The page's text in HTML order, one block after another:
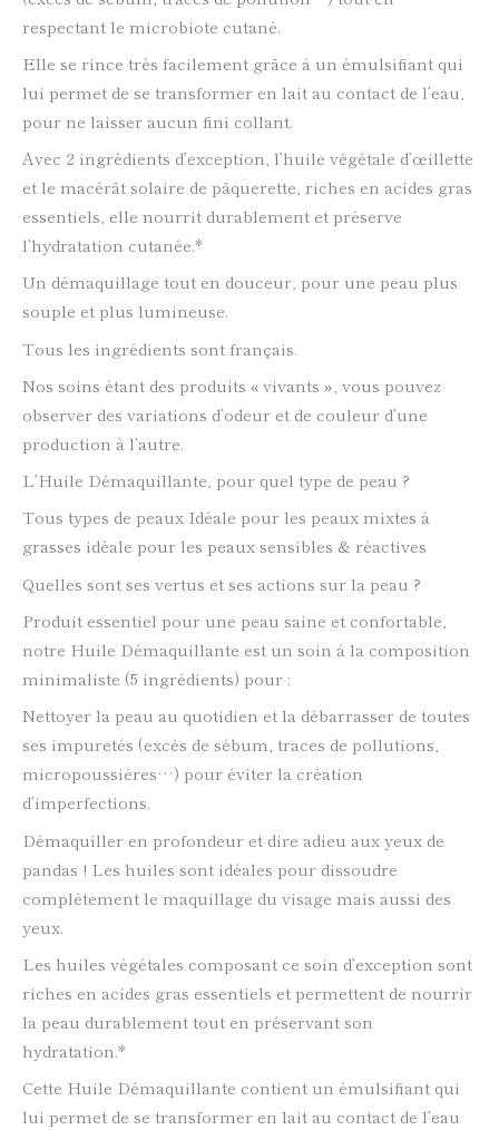
respectant le microbiote cutané.
Elle se rince très facilement grâce à un émulsifiant qui
lui permet de se transformer en lait au contact de l’eau,
pour ne laisser aucun fini collant.
Avec 2 ingrédients d’exception, l’huile végétale d’œillette
et le macérât solaire de pâquerette, riches en acides gras
essentiels, elle nourrit durablement et préserve
l’hydratation cutanée.*
Un démaquillage tout en douceur, pour une peau plus
souple et plus lumineuse.
Tous les ingrédients sont français.
Nos soins étant des produits « vivants », vous pouvez
observer des variations d’odeur et de couleur d’une
production à l’autre.
L’Huile Démaquillante, pour quel type de peau ?
Tous types de peaux Idéale pour les peaux mixtes à
grasses idéale pour les peaux sensibles & réactives
Quelles sont ses vertus et ses actions sur la peau ?
Produit essentiel pour une peau saine et confortable,
notre Huile Démaquillante est un soin à la composition
minimaliste (5 ingrédients) pour :
Nettoyer la peau au quotidien et la débarrasser de toutes
ses impuretés (excès de sébum, traces de pollutions,
micropoussières…) pour éviter la création
d’imperfections.
Démaquiller en profondeur et dire adieu aux yeux de
pandas ! Les huiles sont idéales pour dissoudre
complètement le maquillage du visage mais aussi des
yeux.
Les huiles végétales composant ce soin d’exception sont
riches en acides gras essentiels et permettent de nourrir
la peau durablement tout en préservant son
hydratation.*
Cette Huile Démaquillante contient un émulsifiant qui
lui permet de se transformer en lait au contact de l’eau